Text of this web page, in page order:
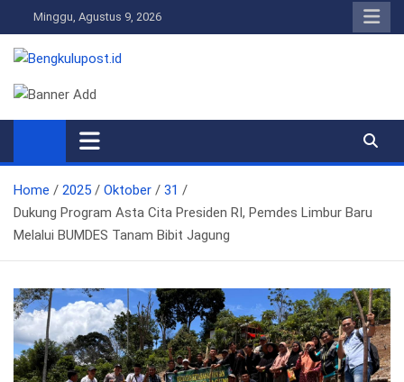
to
content
Minggu, Agustus 9, 2026
Bengkulupost.id
Bengkulupost
Home 2025 Oktober
31
Dukung Program Asta Cita Presiden RI, Pemdes Limbur Baru
Melalui BUMDES Tanam Bibit Jagung